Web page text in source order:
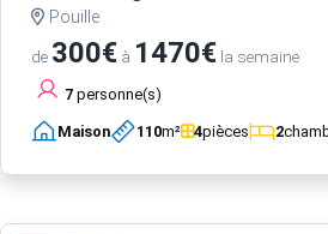
Pouille
de 300€ à 1470€ la semaine
7 personne(s)
Maison 110m² 4pièces 2